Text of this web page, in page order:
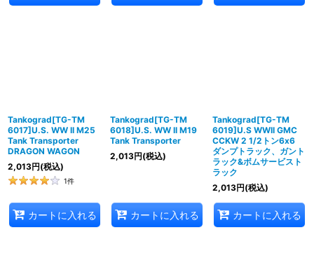
Tankograd[TG-TM
6017]U.S. WW II M25
Tank Transporter
DRAGON WAGON
2,013円(税込)
1件
カートに入れる
Tankograd[TG-TM
6018]U.S. WW II M19
Tank Transporter
2,013円(税込)
カートに入れる
Tankograd[TG-TM
6019]U.S WWII GMC
CCKW 2 1/2トン6x6
ダンプトラック、ガント
ラック&ボムサービスト
ラック
2,013円(税込)
カートに入れる